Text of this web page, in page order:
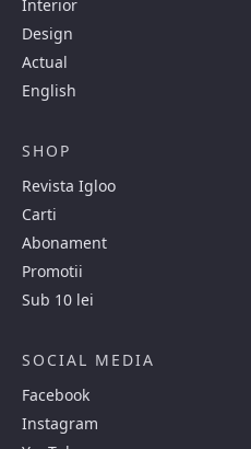
Interior
Design
Actual
English
SHOP
Revista Igloo
Carti
Abonament
Promotii
Sub 10 lei
SOCIAL MEDIA
Facebook
Instagram